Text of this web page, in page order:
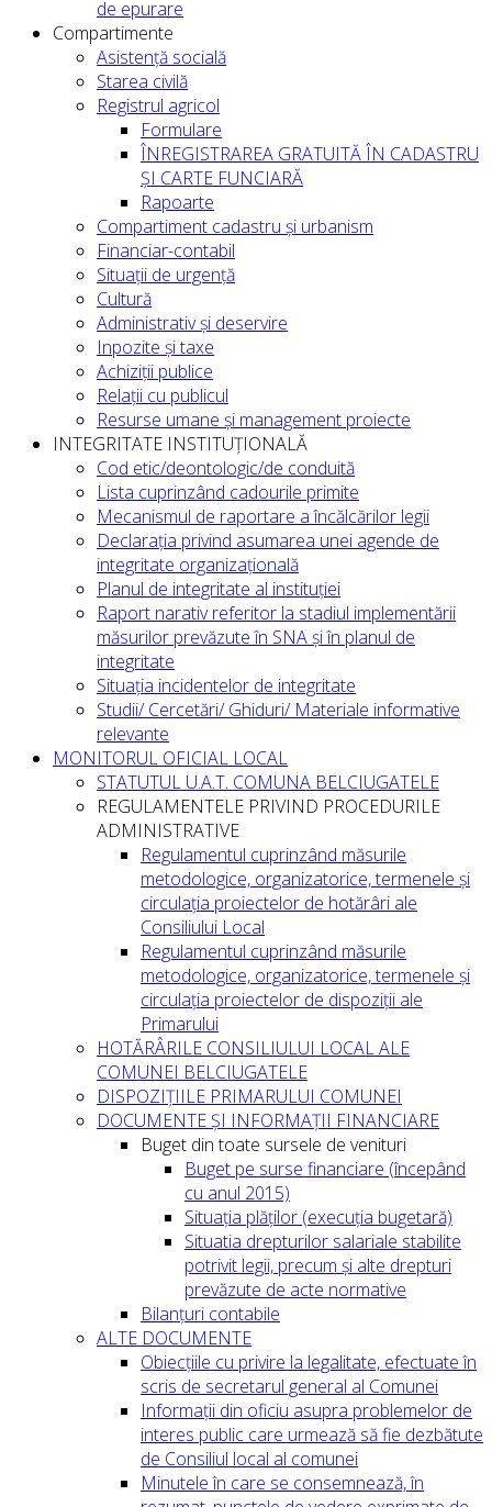
de epurare
Compartimente
Asistență socială
Starea civilă
Registrul agricol
Formulare
ÎNREGISTRAREA GRATUITĂ ÎN CADASTRU
ȘI CARTE FUNCIARĂ
Rapoarte
Compartiment cadastru și urbanism
Financiar-contabil
Situații de urgență
Cultură
Administrativ și deservire
Inpozite și taxe
Achiziții publice
Relații cu publicul
Resurse umane și management proiecte
INTEGRITATE INSTITUȚIONALĂ
Cod etic/deontologic/de conduită
Lista cuprinzând cadourile primite
Mecanismul de raportare a încălcărilor legii
Declarația privind asumarea unei agende de
integritate organizațională
Planul de integritate al instituției
Raport narativ referitor la stadiul implementării
măsurilor prevăzute în SNA și în planul de
integritate
Situația incidentelor de integritate
Studii/ Cercetări/ Ghiduri/ Materiale informative
relevante
MONITORUL OFICIAL LOCAL
STATUTUL U.A.T. COMUNA BELCIUGATELE
REGULAMENTELE PRIVIND PROCEDURILE
ADMINISTRATIVE
Regulamentul cuprinzând măsurile
metodologice, organizatorice, termenele și
circulația proiectelor de hotărâri ale
Consiliului Local
Regulamentul cuprinzând măsurile
metodologice, organizatorice, termenele și
circulația proiectelor de dispoziții ale
Primarului
HOTĂRÂRILE CONSILIULUI LOCAL ALE
COMUNEI BELCIUGATELE
DISPOZIȚIILE PRIMARULUI COMUNEI
DOCUMENTE ȘI INFORMAȚII FINANCIARE
Buget din toate sursele de venituri
Buget pe surse financiare (începând
cu anul 2015)
Situația plăților (execuția bugetară)
Situatia drepturilor salariale stabilite
potrivit legii, precum și alte drepturi
prevăzute de acte normative
Bilanțuri contabile
ALTE DOCUMENTE
Obiecțiile cu privire la legalitate, efectuate în
scris de secretarul general al Comunei
Informații din oficiu asupra problemelor de
interes public care urmează să fie dezbătute
de Consiliul local al comunei
Minutele în care se consemnează, în